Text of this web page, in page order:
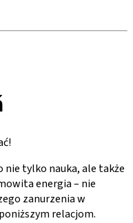
nie tylko nauka, ale także
energia – nie
zanurzenia w
relacjom.